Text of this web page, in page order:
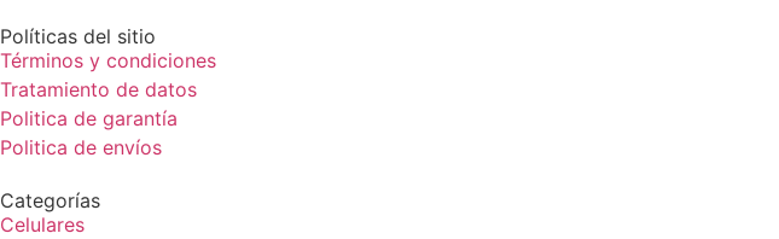
Políticas del sitio
Términos y condiciones
Tratamiento de datos
Politica de garantía
Politica de envíos
Categorías
Celulares